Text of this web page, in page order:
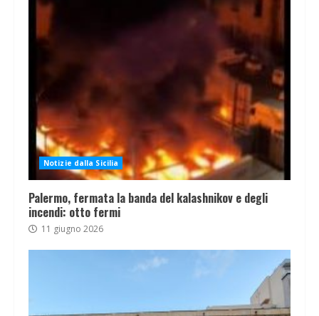
Notizie dalla Sicilia
Palermo, fermata la banda del kalashnikov e degli
incendi: otto fermi
11 giugno 2026